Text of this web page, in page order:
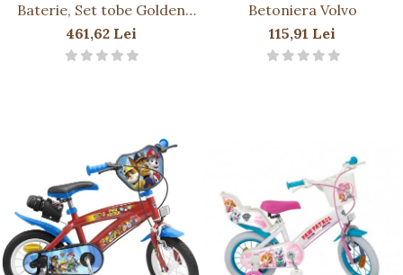
Baterie, Set tobe Golden
Drums
461,62 Lei
Betoniera Volvo
115,91 Lei